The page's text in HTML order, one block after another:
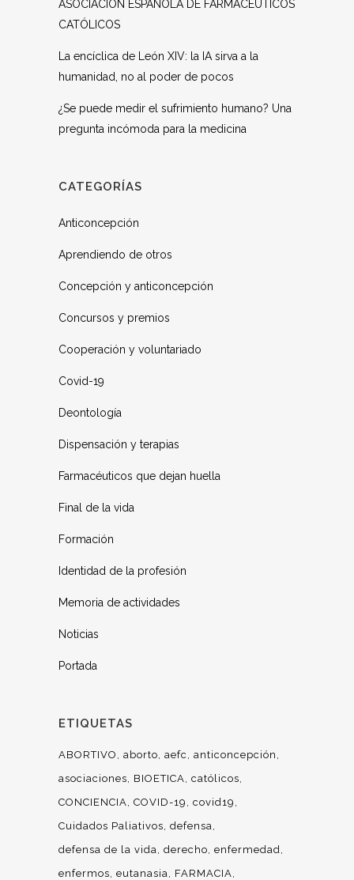
ASOCIACIÓN ESPAÑOLA DE FARMACÉUTICOS
CATÓLICOS
La encíclica de León XIV: la IA sirva a la
humanidad, no al poder de pocos
¿Se puede medir el sufrimiento humano? Una
pregunta incómoda para la medicina
CATEGORÍAS
Anticoncepción
Aprendiendo de otros
Concepción y anticoncepción
Concursos y premios
Cooperación y voluntariado
Covid-19
Deontología
Dispensación y terapias
Farmacéuticos que dejan huella
Final de la vida
Formación
Identidad de la profesión
Memoria de actividades
Noticias
Portada
ETIQUETAS
ABORTIVO aborto aefc
anticoncepción
asociaciones
BIOETICA católicos
CONCIENCIA COVID-19
covid19
Cuidados Paliativos defensa
defensa de la vida derecho enfermedad
enfermos eutanasia
FARMACIA